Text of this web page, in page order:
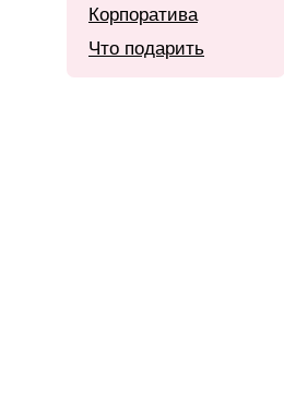
Корпоратива
Что подарить